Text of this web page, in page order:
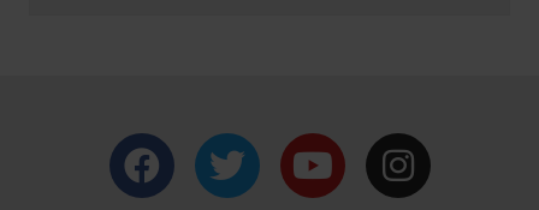
F
a
T
w
Y
o
I
n